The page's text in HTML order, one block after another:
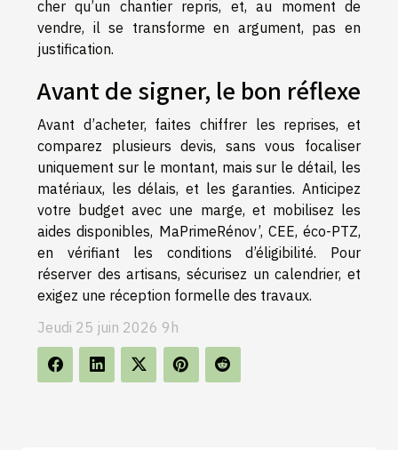
cher qu’un chantier repris, et, au moment de
vendre, il se transforme en argument, pas en
justification.
Avant de signer, le bon réflexe
Avant d’acheter, faites chiffrer les reprises, et
comparez plusieurs devis, sans vous focaliser
uniquement sur le montant, mais sur le détail, les
matériaux, les délais, et les garanties. Anticipez
votre budget avec une marge, et mobilisez les
aides disponibles, MaPrimeRénov’, CEE, éco-PTZ,
en vérifiant les conditions d’éligibilité. Pour
réserver des artisans, sécurisez un calendrier, et
exigez une réception formelle des travaux.
Jeudi 25 juin 2026 9h